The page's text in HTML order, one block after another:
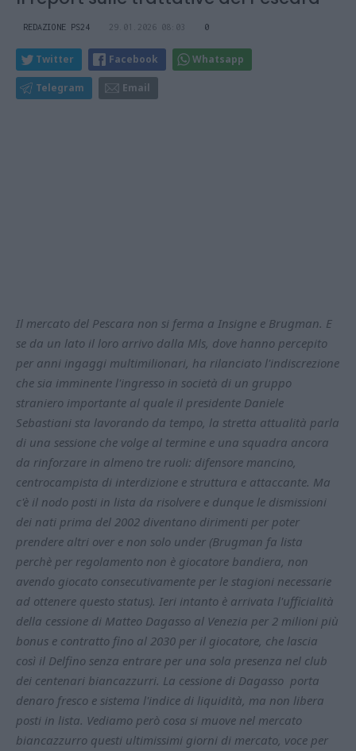
REDAZIONE PS24 29.01.2026 08:03 0
Twitter Facebook Whatsapp
Telegram Email
Il mercato del Pescara non si ferma a Insigne e Brugman. E
se da un lato il loro arrivo dalla Mls, dove hanno percepito
per anni ingaggi multimilionari, ha rilanciato l'indiscrezione
che sia imminente l'ingresso in società di un gruppo
straniero importante al quale il presidente Daniele
Sebastiani sta lavorando da tempo, la stretta attualità parla
di una sessione che volge al termine e una squadra ancora
da rinforzare in almeno tre ruoli: difensore mancino,
centrocampista di interdizione e struttura e attaccante. Ma
c'è il nodo posti in lista da risolvere e dunque le dismissioni
dei nati prima del 2002 diventano dirimenti per poter
prendere altri over e non solo under (Brugman fa lista
perchè per regolamento non è giocatore bandiera, non
avendo giocato consecutivamente per le stagioni necessarie
ad ottenere questo status). Ieri intanto è arrivata l'ufficialità
della cessione di Matteo Dagasso al Venezia per 2 milioni più
bonus e contratto fino al 2030 per il giocatore, che lascia
così il Delfino senza entrare per una sola presenza nel club
dei centenari biancazzurri. La cessione di Dagasso porta
denaro fresco e sistema l'indice di liquidità, ma non libera
posti in lista. Vediamo però cosa si muove nel mercato
biancazzurro questi ultimissimi giorni di mercato, voce per